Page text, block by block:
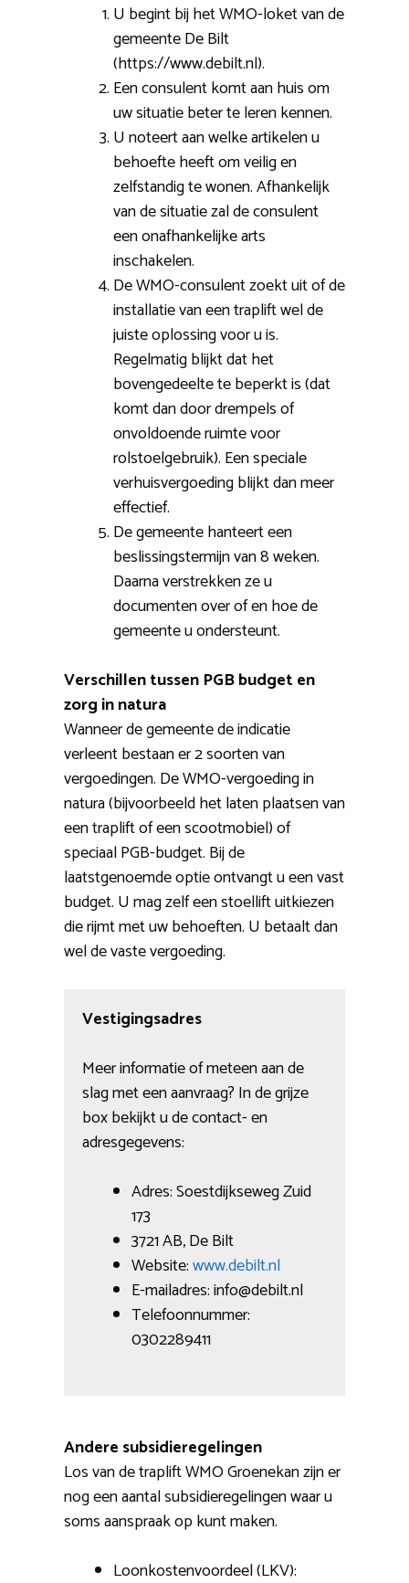
U begint bij het WMO-loket van de
gemeente De Bilt
(https://www.debilt.nl).
Een consulent komt aan huis om
uw situatie beter te leren kennen.
U noteert aan welke artikelen u
behoefte heeft om veilig en
zelfstandig te wonen. Afhankelijk
van de situatie zal de consulent
een onafhankelijke arts
inschakelen.
De WMO-consulent zoekt uit of de
installatie van een traplift wel de
juiste oplossing voor u is.
Regelmatig blijkt dat het
bovengedeelte te beperkt is (dat
komt dan door drempels of
onvoldoende ruimte voor
rolstoelgebruik). Een speciale
verhuisvergoeding blijkt dan meer
effectief.
De gemeente hanteert een
beslissingstermijn van 8 weken.
Daarna verstrekken ze u
documenten over of en hoe de
gemeente u ondersteunt.
Verschillen tussen PGB budget en
zorg in natura
Wanneer de gemeente de indicatie
verleent bestaan er 2 soorten van
vergoedingen. De WMO-vergoeding in
natura (bijvoorbeeld het laten plaatsen van
een traplift of een scootmobiel) of
speciaal PGB-budget. Bij de
laatstgenoemde optie ontvangt u een vast
budget. U mag zelf een stoellift uitkiezen
die rijmt met uw behoeften. U betaalt dan
wel de vaste vergoeding.
Vestigingsadres
Meer informatie of meteen aan de
slag met een aanvraag? In de grijze
box bekijkt u de contact- en
adresgegevens:
Adres: Soestdijkseweg Zuid
173
3721 AB, De Bilt
Website:www.debilt.nl
E-mailadres: info@debilt.nl
Telefoonnummer:
0302289411
Andere subsidieregelingen
Los van de traplift WMO Groenekan zijn er
nog een aantal subsidieregelingen waar u
soms aanspraak op kunt maken.
Loonkostenvoordeel (LKV):